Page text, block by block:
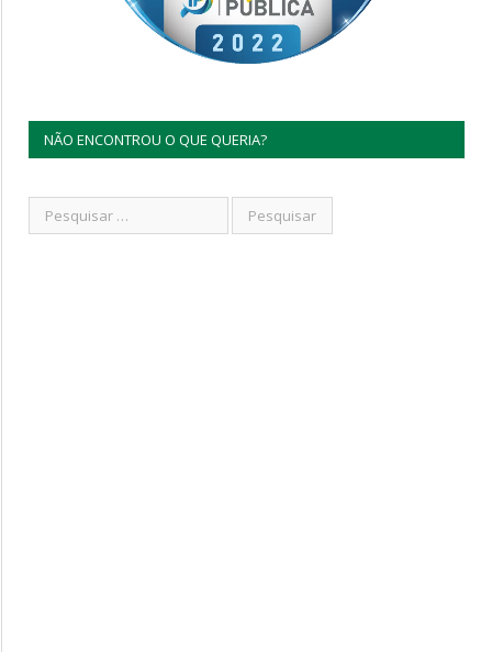
NÃO ENCONTROU O QUE QUERIA?